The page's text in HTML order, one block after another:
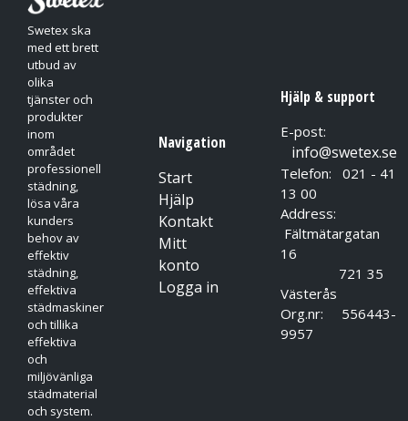
Swetex ska
med ett brett
utbud av
olika
tjänster och
produkter
inom
området
professionell
städning,
lösa våra
kunders
behov av
effektiv
städning,
effektiva
städmaskiner
och tillika
effektiva
och
miljövänliga
städmaterial
och system.
Navigation
Start
Hjälp
Kontakt
Mitt
konto
Logga in
Hjälp & support
E-post:
info@swetex.se
Telefon: 021 - 41
13 00
Address:
Fältmätargatan
16
721 35
Västerås
Org.nr: 556443-
9957